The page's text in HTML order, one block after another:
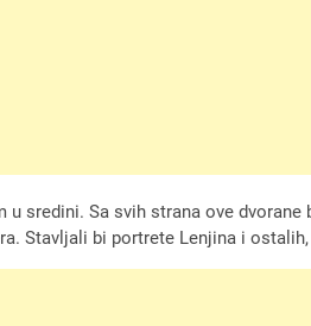
u sredini. Sa svih strana ove
Stavljali bi portrete Lenjina i